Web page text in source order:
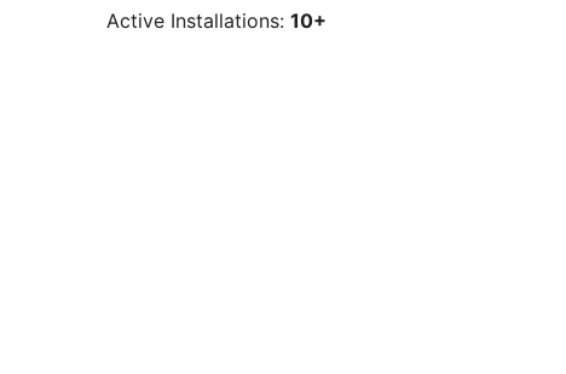
Active Installations: 10+